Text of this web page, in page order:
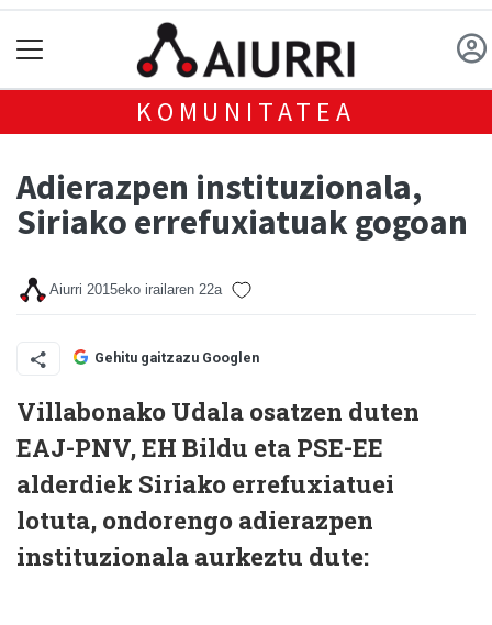
KOMUNITATEA
Adierazpen instituzionala,
Siriako errefuxiatuak gogoan
Aiurri 2015eko irailaren 22a
Gehitu gaitzazu Googlen
Villabonako Udala osatzen duten
EAJ-PNV, EH Bildu eta PSE-EE
alderdiek Siriako errefuxiatuei
lotuta, ondorengo adierazpen
instituzionala aurkeztu dute: